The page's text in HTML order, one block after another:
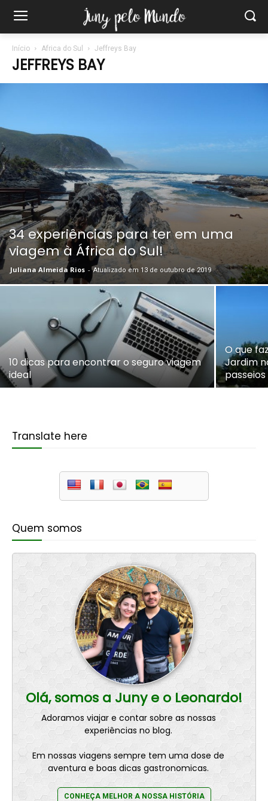
Início Africa do Sul Jeffreys Bay
JEFFREYS BAY
34 experiências para ter em uma
viagem à África do Sul!
Juliana Almeida Rios - Atualizado em 13 de outubro de 2019
10 dicas para encontrar o seguro viagem
ideal
O que
Jardim
Translate here
Quem somos
Olá, somos a Juny e o Leonardo!
Adoramos viajar e contar sobre as nossas
experiências no blog.
Em nossas viagens sempre tem uma dose de
aventura e boas dicas gastronomicas.
CONHEÇA MELHOR A NOSSA HISTÓRIA